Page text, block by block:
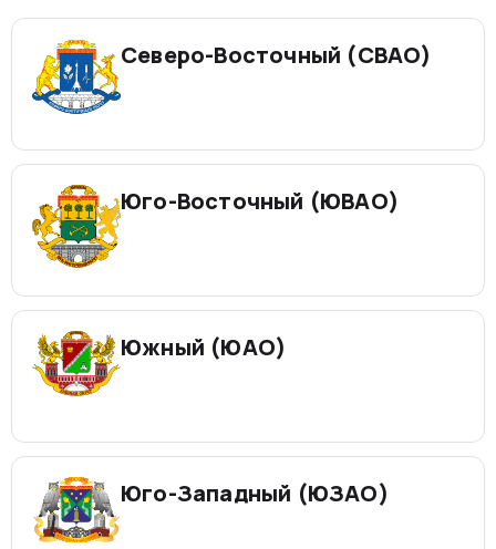
Северо-Восточный (СВАО)
Юго-Восточный (ЮВАО)
Южный (ЮАО)
Юго-Западный (ЮЗАО)